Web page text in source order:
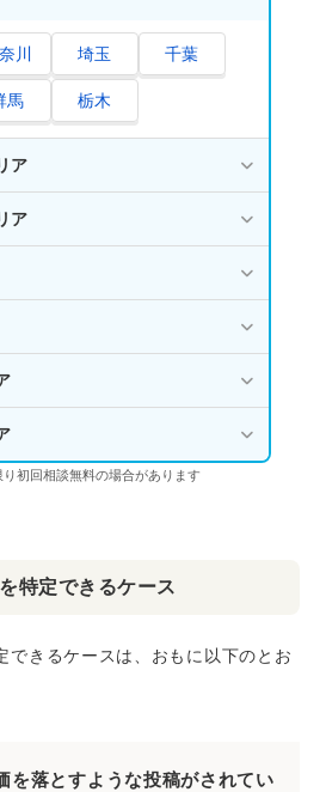
川 埼玉 千葉
馬 栃木
ア
ア
初回相談無料の場合があります
特定できるケース
できるケースは、おもに以下のとお
を落とすような投稿がされてい